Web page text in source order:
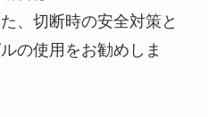
、切断時の安全対策と
の使用をお勧めしま